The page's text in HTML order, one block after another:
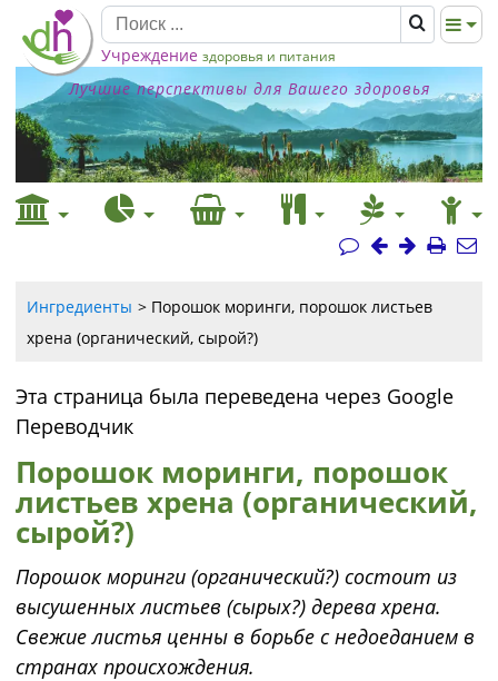
Учреждение здоровья и питания
Лучшие перспективы для Вашего здоровья
Ингредиенты
Порошок моринги, порошок листьев
хрена (органический, сырой?)
Эта страница была переведена через Google
Переводчик
Порошок моринги, порошок
листьев хрена (органический,
сырой?)
Порошок моринги (органический?) состоит из
высушенных листьев (сырых?) дерева хрена.
Свежие листья ценны в борьбе с недоеданием в
странах происхождения.